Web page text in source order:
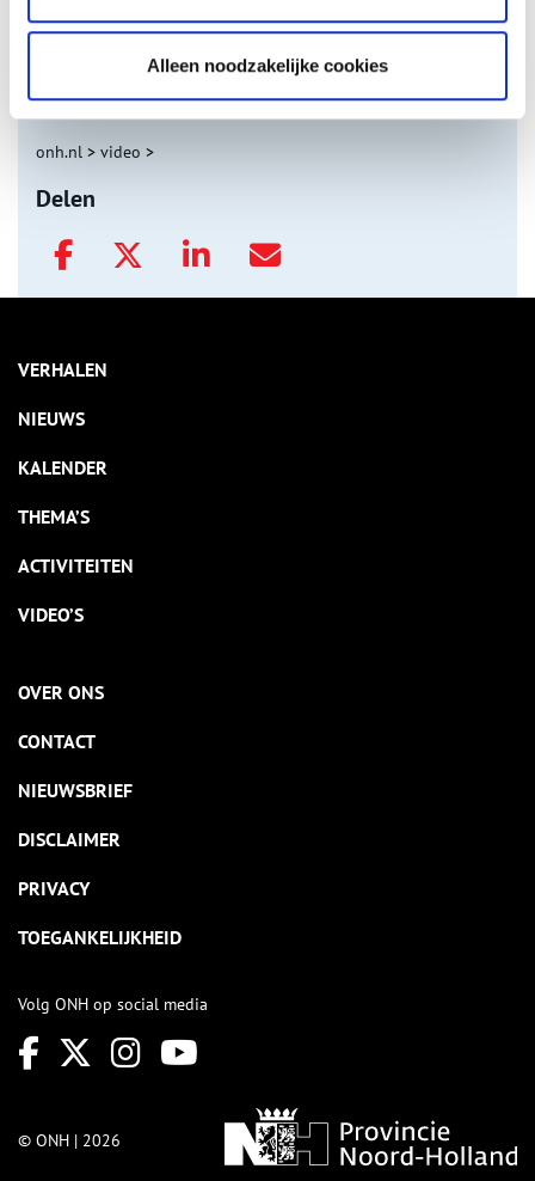
Alleen noodzakelijke cookies
onh.nl > video >
Delen
VERHALEN
NIEUWS
KALENDER
THEMA’S
ACTIVITEITEN
VIDEO’S
OVER ONS
CONTACT
NIEUWSBRIEF
DISCLAIMER
PRIVACY
TOEGANKELIJKHEID
Volg ONH op social media
© ONH | 2026